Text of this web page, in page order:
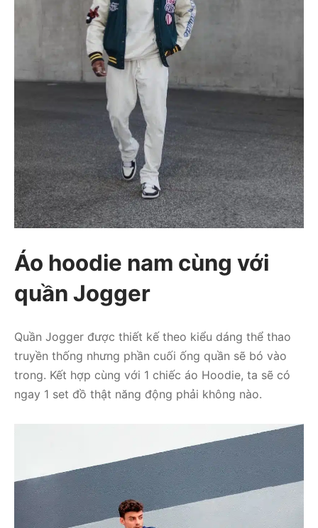
Áo hoodie nam cùng với
quần Jogger
Quần Jogger được thiết kế theo kiểu dáng thể thao
truyền thống nhưng phần cuối ống quần sẽ bó vào
trong. Kết hợp cùng với 1 chiếc áo Hoodie, ta sẽ có
ngay 1 set đồ thật năng động phải không nào.